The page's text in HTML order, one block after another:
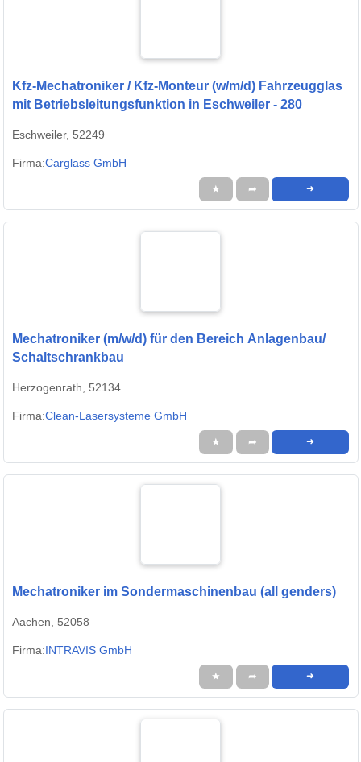
Kfz-Mechatroniker / Kfz-Monteur (w/m/d) Fahrzeugglas
mit Betriebsleitungsfunktion in Eschweiler - 280
Eschweiler, 52249
Firma:Carglass GmbH
★ ➦ ➜
Mechatroniker (m/w/d) für den Bereich Anlagenbau/
Schaltschrankbau
Herzogenrath, 52134
Firma:Clean-Lasersysteme GmbH
★ ➦ ➜
Mechatroniker im Sondermaschinenbau (all genders)
Aachen, 52058
Firma:INTRAVIS GmbH
★ ➦ ➜